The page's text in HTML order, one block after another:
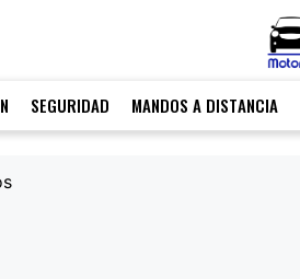
SEGURIDAD MANDOS A DISTANCIA